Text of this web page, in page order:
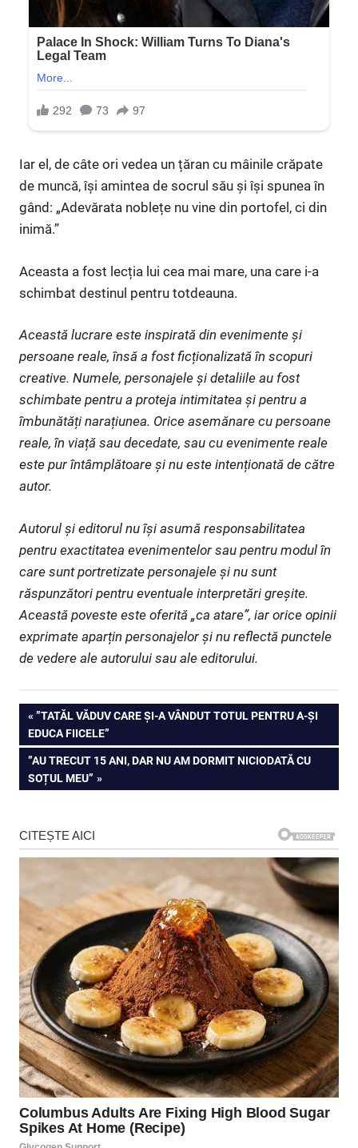
Iar el, de câte ori vedea un țăran cu mâinile crăpate
de muncă, își amintea de socrul său și își spunea în
gând: „Adevărata noblețe nu vine din portofel, ci din
inimă.”
Aceasta a fost lecția lui cea mai mare, una care i-a
schimbat destinul pentru totdeauna.
Această lucrare este inspirată din evenimente și
persoane reale, însă a fost ficționalizată în scopuri
creative. Numele, personajele și detaliile au fost
schimbate pentru a proteja intimitatea și pentru a
îmbunătăți narațiunea. Orice asemănare cu persoane
reale, în viață sau decedate, sau cu evenimente reale
este pur întâmplătoare și nu este intenționată de către
autor.
Autorul și editorul nu își asumă responsabilitatea
pentru exactitatea evenimentelor sau pentru modul în
care sunt portretizate personajele și nu sunt
răspunzători pentru eventuale interpretări greșite.
Această poveste este oferită „ca atare”, iar orice opinii
exprimate aparțin personajelor și nu reflectă punctele
de vedere ale autorului sau ale editorului.
Navigare
în
articole
PREVIOUS
POST:
”TATĂL VĂDUV CARE ȘI-A VÂNDUT TOTUL PENTRU A-ȘI
EDUCA FIICELE”
NEXT
POST:
”AU TRECUT 15 ANI, DAR NU AM DORMIT NICIODATĂ CU
SOȚUL MEU”